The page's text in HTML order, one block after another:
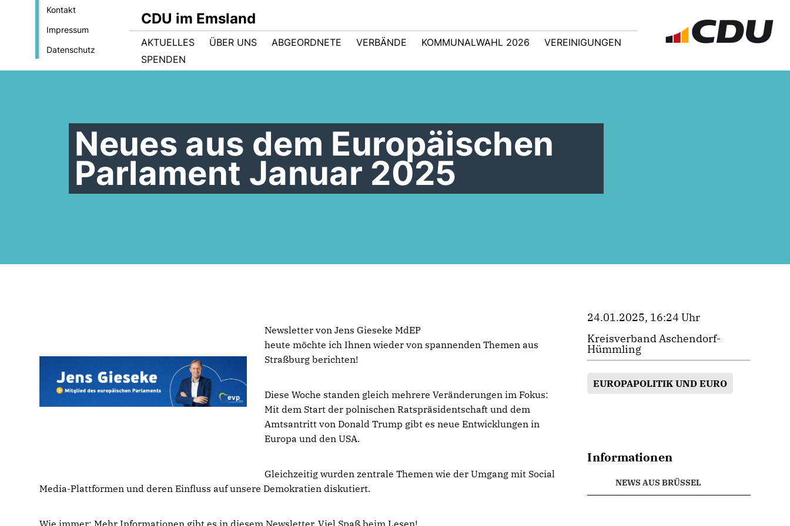
Kontakt
Impressum
Datenschutz
CDU im Emsland
AKTUELLES ÜBER UNS ABGEORDNETE VERBÄNDE KOMMUNALWAHL 2026
VEREINIGUNGEN
SPENDEN
Neues aus dem Europäischen
Parlament Januar 2025
Newsletter von Jens Gieseke MdEP
heute möchte ich Ihnen wieder von spannenden Themen aus
Straßburg berichten!
Diese Woche standen gleich mehrere Veränderungen im Fokus:
Mit dem Start der polnischen Ratspräsidentschaft und dem
Amtsantritt von Donald Trump gibt es neue Entwicklungen in
Europa und den USA.
Gleichzeitig wurden zentrale Themen wie der Umgang mit Social
Media-Plattformen und deren Einfluss auf unsere Demokratien diskutiert.
Wie immer: Mehr Informationen gibt es in diesem Newsletter. Viel Spaß beim Lesen!
24.01.2025, 16:24 Uhr
Kreisverband Aschendorf-
Hümmling
EUROPAPOLITIK UND EURO
Informationen
NEWS AUS BRÜSSEL